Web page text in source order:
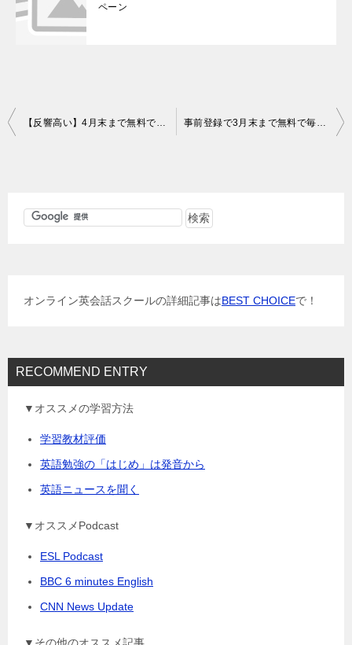
ペーン
投
オンライン英会話スクールの詳細記事はBEST CHOICEで！
RECOMMEND ENTRY
▼オススメの学習方法
学習教材評価
英語勉強の「はじめ」は発音から
英語ニュースを聞く
▼オススメPodcast
ESL Podcast
BBC 6 minutes English
CNN News Update